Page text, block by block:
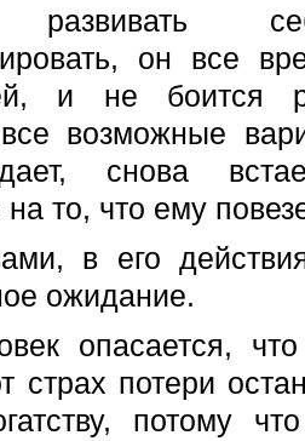
развивать
он все
и не боится
все возможные
снова
то, что ему
в его
ожидание.
опасается,
страх потери
потому